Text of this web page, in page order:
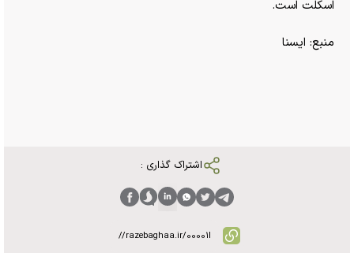
اسکلت است.
منبع: ایسنا
اشتراک گذاری :